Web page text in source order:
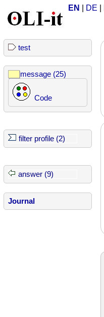
EN DE
test
message (25)
Code
filter profile (2)
answer (9)
Journal